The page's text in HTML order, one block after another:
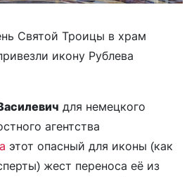
Святой Троицы в храм
икону Рублева
для немецкого
агентства
этот опасный для иконы (как
жест переноса её из